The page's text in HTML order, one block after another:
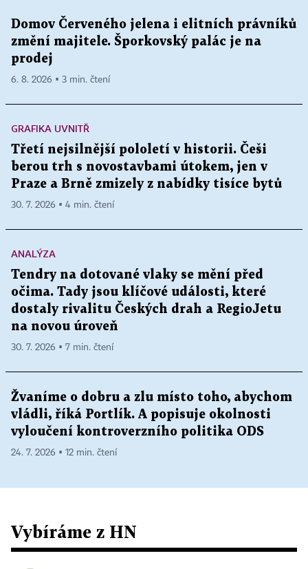
Domov Červeného jelena i elitních právníků
změní majitele. Šporkovský palác je na
prodej
6. 8. 2026 ▪ 3 min. čtení
GRAFIKA UVNITŘ
Třetí nejsilnější pololetí v historii. Češi
berou trh s novostavbami útokem, jen v
Praze a Brně zmizely z nabídky tisíce bytů
30. 7. 2026 ▪ 4 min. čtení
ANALÝZA
Tendry na dotované vlaky se mění před
očima. Tady jsou klíčové události, které
dostaly rivalitu Českých drah a RegioJetu
na novou úroveň
30. 7. 2026 ▪ 7 min. čtení
Žvaníme o dobru a zlu místo toho, abychom
vládli, říká Portlík. A popisuje okolnosti
vyloučení kontroverzního politika ODS
24. 7. 2026 ▪ 12 min. čtení
Vybíráme z HN